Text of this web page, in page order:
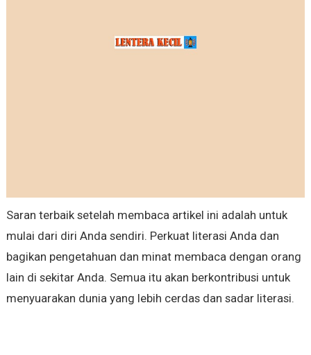
Saran terbaik setelah membaca artikel ini adalah untuk
mulai dari diri Anda sendiri. Perkuat literasi Anda dan
bagikan pengetahuan dan minat membaca dengan orang
lain di sekitar Anda. Semua itu akan berkontribusi untuk
menyuarakan dunia yang lebih cerdas dan sadar literasi.